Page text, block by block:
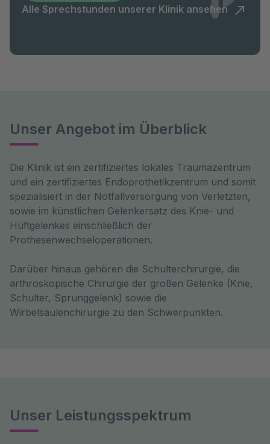
Alle Sprechstunden unserer Klinik ansehen
Unser Angebot im Überblick
Die Klinik ist ein zertifiziertes lokales Traumazentrum
und ein zertifiziertes Endoprothetikzentrum und somit
spezialisiert in der Notfallversorgung von Verletzten,
sowie im künstlichen Gelenkersatz des Knie- und
Hüftgelenkes einschließlich der
Prothesenwechseloperationen.
Darüber hinaus gehören die Schulterchirurgie, die
arthroskopische Chirurgie der großen Gelenke (Knie,
Schulter, Sprunggelenk) sowie die
Wirbelsäulenchirurgie zu den Schwerpunkten.
Unser Leistungsspektrum